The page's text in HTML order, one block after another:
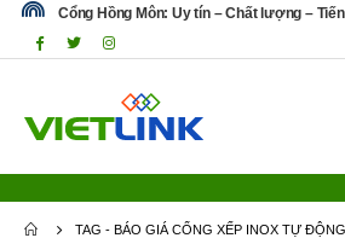
Cổng Hồng Môn: Uy tín – Chất lượng –
TAG - BÁO GIÁ CỔNG XẾP INOX TỰ ĐỘNG